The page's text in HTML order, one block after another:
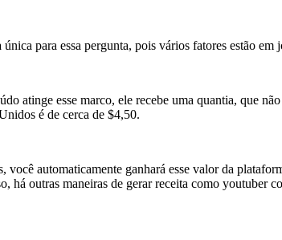
para essa pergunta, pois vários fatores estão em
atinge esse marco, ele recebe uma quantia, que
é de cerca de $4,50.
automaticamente ganhará esse valor da
há outras maneiras de gerar receita como youtuber